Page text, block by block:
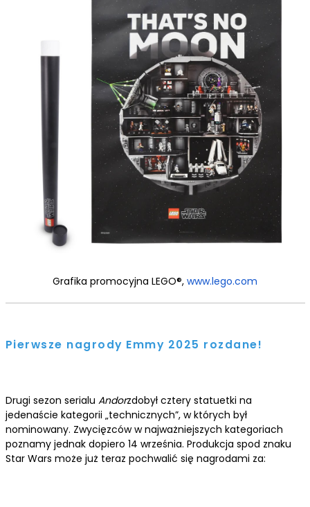
Grafika promocyjna LEGO®, www.lego.com
Pierwsze nagrody Emmy 2025 rozdane!
Drugi sezon serialu Andorzdobył cztery statuetki na
jedenaście kategorii „technicznych”, w których był
nominowany. Zwycięzców w najważniejszych kategoriach
poznamy jednak dopiero 14 września. Produkcja spod znaku
Star Wars może już teraz pochwalić się nagrodami za: